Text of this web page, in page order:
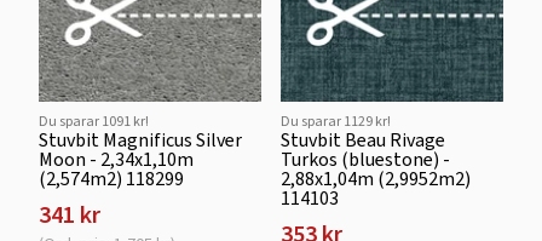
Du sparar 1091 kr!
Stuvbit Magnificus Silver
Moon - 2,34x1,10m
(2,574m2) 118299
341 kr
Du sparar 1129 kr!
Stuvbit Beau Rivage
Turkos (bluestone) -
2,88x1,04m (2,9952m2)
114103
353 kr